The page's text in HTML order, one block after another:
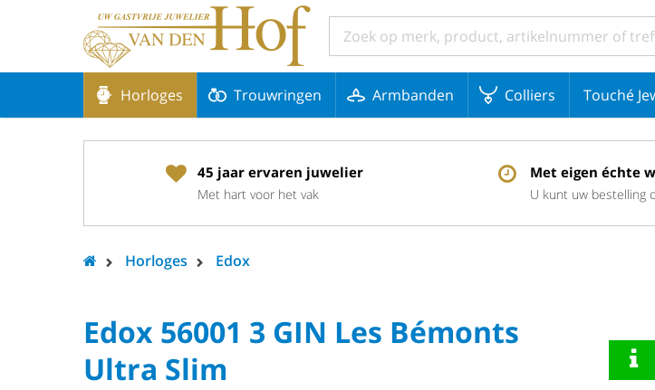
Horloges Trouwringen Armbanden Colliers Touché
45 jaar ervaren juwelier
Met hart voor het vak
Met eigen échte
U kunt uw bestelling
Horloges Edox
Edox 56001 3 GIN Les Bémonts
Ultra Slim